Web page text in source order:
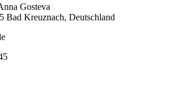
Gosteva
Bad Kreuznach, Deutschland